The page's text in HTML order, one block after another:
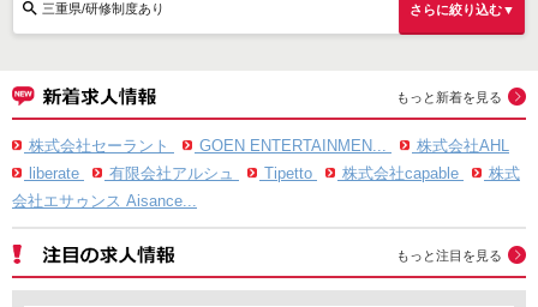
三重県/研修制度あり さらに絞り込む▼
もっと新着を見る
株式会社セーラント GOEN ENTERTAINMEN...
株式会社AHL
liberate
有限会社アルシュ Tipetto 株式会社capable
株式
会社エサゥンス Aisance...
もっと注目を見る